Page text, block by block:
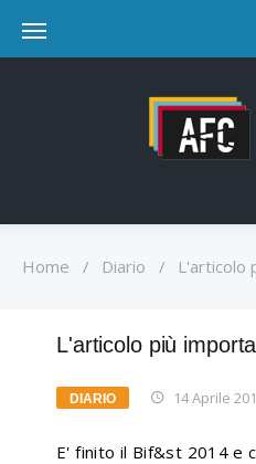
Home / Diario / L'articolo
L'articolo più
DIARIO 14 Aprile
E' finito il Bif&st 2014 e